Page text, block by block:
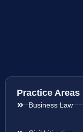
Practice Areas
Business Law